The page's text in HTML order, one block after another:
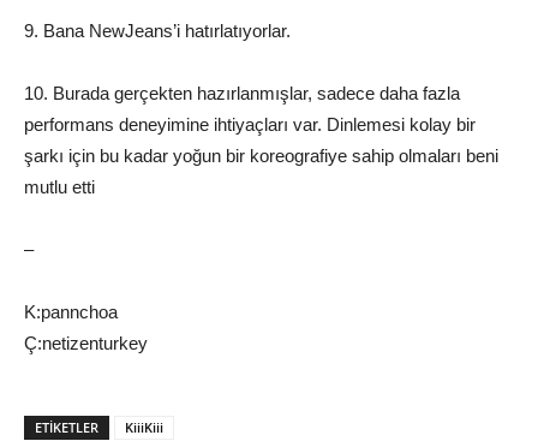
9. Bana NewJeans’i hatırlatıyorlar.
10. Burada gerçekten hazırlanmışlar, sadece daha fazla
performans deneyimine ihtiyaçları var. Dinlemesi kolay bir
şarkı için bu kadar yoğun bir koreografiye sahip olmaları beni
mutlu etti
–
K:pannchoa
Ç:netizenturkey
ETIKETLER KiiiKiii